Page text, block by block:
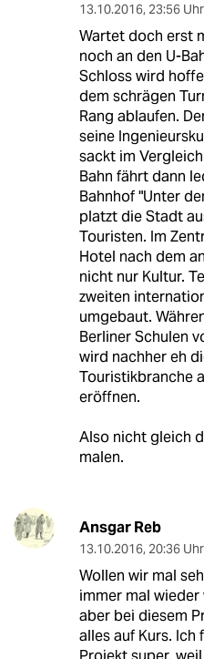
13.10.2016, 23:56 Uhr
Wartet doch erst
noch an den U-
Schloss wird
dem schrägen
Rang ablaufen.
seine
sackt im
Bahn fährt dann
Bahnhof "Unter
platzt die Stadt
Touristen. Im
Hotel nach dem
nicht nur Kultur.
zweiten
umgebaut.
Berliner Schulen
wird nachher eh
Touristikbranche
eröffnen.
Also nicht gleich
malen.
Ansgar Reb
13.10.2016, 20:36 Uhr
Wollen wir mal
immer mal
aber bei diesem
alles auf Kurs.